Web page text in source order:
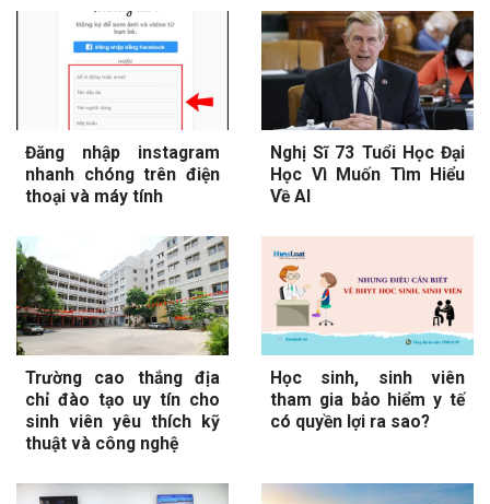
Đăng nhập instagram
nhanh chóng trên điện
thoại và máy tính
Nghị Sĩ 73 Tuổi Học Đại
Học Vì Muốn Tìm Hiểu
Về AI
Trường cao thắng địa
chỉ đào tạo uy tín cho
sinh viên yêu thích kỹ
thuật và công nghệ
Học sinh, sinh viên
tham gia bảo hiểm y tế
có quyền lợi ra sao?